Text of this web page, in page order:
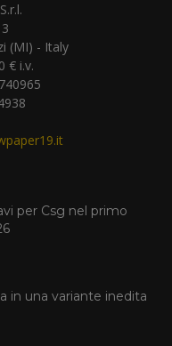
(MI) - Italy
€ i.v.
per Csg nel primo
in una variante inedita